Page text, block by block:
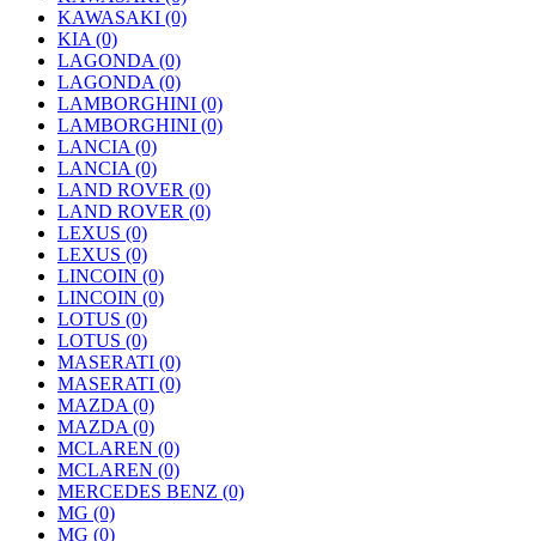
KAWASAKI (0)
KIA (0)
LAGONDA (0)
LAGONDA (0)
LAMBORGHINI (0)
LAMBORGHINI (0)
LANCIA (0)
LANCIA (0)
LAND ROVER (0)
LAND ROVER (0)
LEXUS (0)
LEXUS (0)
LINCOIN (0)
LINCOIN (0)
LOTUS (0)
LOTUS (0)
MASERATI (0)
MASERATI (0)
MAZDA (0)
MAZDA (0)
MCLAREN (0)
MCLAREN (0)
MERCEDES BENZ (0)
MG (0)
MG (0)